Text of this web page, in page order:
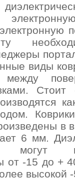
виды
между
Стоит
в
6 мм.
могут
от -15 до +
высокой